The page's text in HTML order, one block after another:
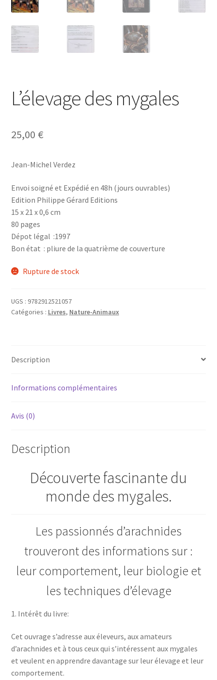
L’élevage des mygales
25,00 €
Jean-Michel Verdez
Envoi soigné et Expédié en 48h (jours ouvrables)
Edition Philippe Gérard Editions
15 x 21 x 0,6 cm
80 pages
Dépot légal :1997
Bon état : pliure de la quatrième de couverture
Rupture de stock
UGS : 9782912521057
Catégories : Livres, Nature-Animaux
Description
Informations complémentaires
Avis (0)
Description
Découverte fascinante du
monde des mygales.
Les passionnés d’arachnides
trouveront des informations sur :
leur comportement, leur biologie et
les techniques d’élevage
1. Intérêt du livre:
Cet ouvrage s’adresse aux éleveurs, aux amateurs
d’arachnides et à tous ceux qui s’intéressent aux mygales
et veulent en apprendre davantage sur leur élevage et leur
comportement.